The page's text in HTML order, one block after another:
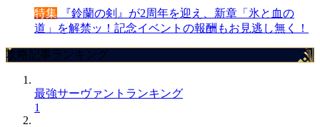
特集 『鈴蘭の剣』が2周年を迎え、新章「氷と血の
道」を解禁ッ！記念イベントの報酬もお見逃し無く！
攻略記事ランキング
最強サーヴァントランキング
1